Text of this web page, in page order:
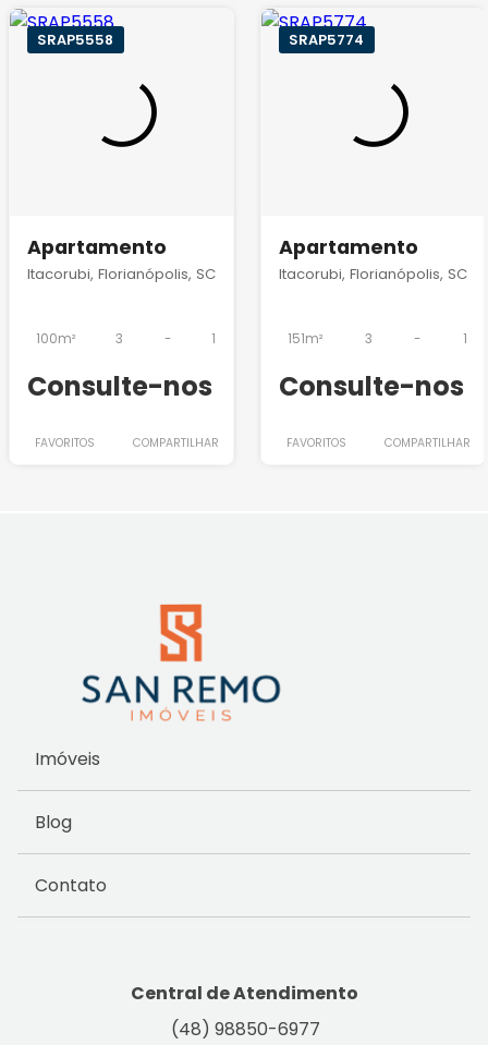
SRAP5558
Apartamento
Itacorubi, Florianópolis, SC
100m² 3 - 1
Consulte-nos
FAVORITOS COMPARTILHAR
SRAP5774
Apartamento
Itacorubi, Florianópolis, SC
151m² 3 - 1
Consulte-nos
FAVORITOS COMPARTILHAR
Imóveis
Blog
Contato
Central de Atendimento
(48) 98850-6977